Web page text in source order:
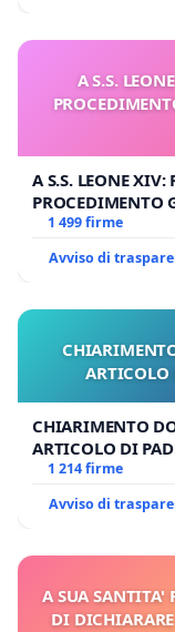
A S.S.
A S.S. LEONE
PROCEDIMENTO
BENEDETTO XVI
1 499 firme
Avviso di
ARTICOLO
CHIARIMENTO
ARTICOLO DI
1 214 firme
Avviso di
A SUA SANTITA'
DI